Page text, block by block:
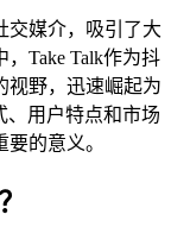
交媒介，吸引了大
Take Talk作为抖
视野，迅速崛起为
、用户特点和市场
的意义。